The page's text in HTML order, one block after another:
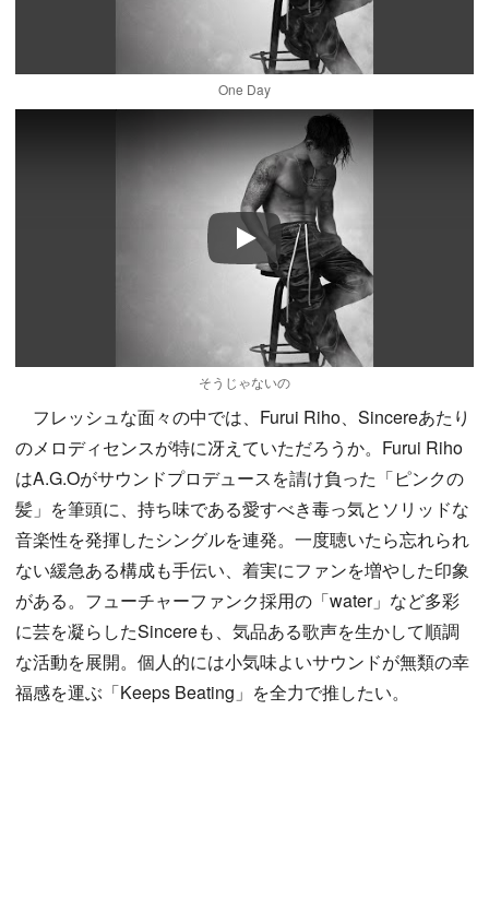
One Day
Play
そうじゃないの
フレッシュな面々の中では、Furui Riho、Sincereあたり
のメロディセンスが特に冴えていただろうか。Furui Riho
はA.G.Oがサウンドプロデュースを請け負った「ピンクの
髪」を筆頭に、持ち味である愛すべき毒っ気とソリッドな
音楽性を発揮したシングルを連発。一度聴いたら忘れられ
ない緩急ある構成も手伝い、着実にファンを増やした印象
がある。フューチャーファンク採用の「water」など多彩
に芸を凝らしたSincereも、気品ある歌声を生かして順調
な活動を展開。個人的には小気味よいサウンドが無類の幸
福感を運ぶ「Keeps Beating」を全力で推したい。